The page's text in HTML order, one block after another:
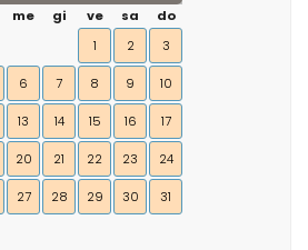
me gi ve sa
do
1
2 3
6 7 8 9 10
13 14 15 16 17
20 21 22 23 24
27 28 29 30 31